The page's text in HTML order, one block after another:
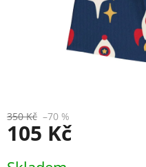
350 Kč –70 %
105 Kč